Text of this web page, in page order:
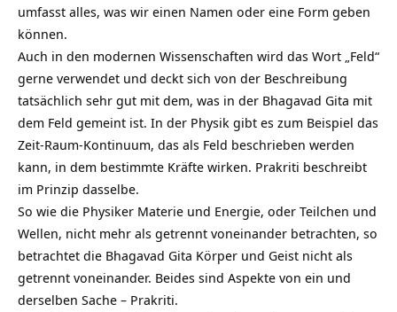
umfasst alles, was wir einen Namen oder eine Form geben
können.
Auch in den modernen Wissenschaften wird das Wort „Feld“
gerne verwendet und deckt sich von der Beschreibung
tatsächlich sehr gut mit dem, was in der Bhagavad Gita mit
dem Feld gemeint ist. In der Physik gibt es zum Beispiel das
Zeit-Raum-Kontinuum, das als Feld beschrieben werden
kann, in dem bestimmte Kräfte wirken. Prakriti beschreibt
im Prinzip dasselbe.
So wie die Physiker Materie und Energie, oder Teilchen und
Wellen, nicht mehr als getrennt voneinander betrachten, so
betrachtet die Bhagavad Gita Körper und Geist nicht als
getrennt voneinander. Beides sind Aspekte von ein und
derselben Sache – Prakriti.